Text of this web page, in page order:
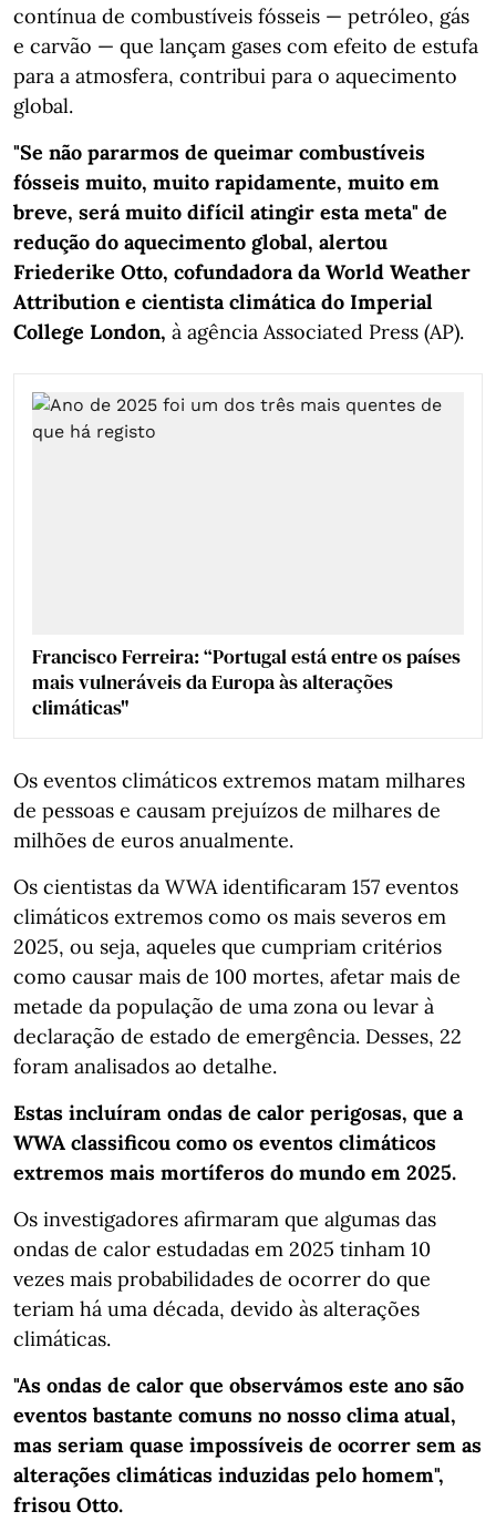
contínua de combustíveis fósseis — petróleo, gás
e carvão — que lançam gases com efeito de estufa
para a atmosfera, contribui para o aquecimento
global.
"Se não pararmos de queimar combustíveis
fósseis muito, muito rapidamente, muito em
breve, será muito difícil atingir esta meta" de
redução do aquecimento global, alertou
Friederike Otto, cofundadora da World Weather
Attribution e cientista climática do Imperial
College London, à agência Associated Press (AP).
Francisco Ferreira: “Portugal está entre os países
mais vulneráveis da Europa às alterações
climáticas"
Os eventos climáticos extremos matam milhares
de pessoas e causam prejuízos de milhares de
milhões de euros anualmente.
Os cientistas da WWA identificaram 157 eventos
climáticos extremos como os mais severos em
2025, ou seja, aqueles que cumpriam critérios
como causar mais de 100 mortes, afetar mais de
metade da população de uma zona ou levar à
declaração de estado de emergência. Desses, 22
foram analisados ao detalhe.
Estas incluíram ondas de calor perigosas, que a
WWA classificou como os eventos climáticos
extremos mais mortíferos do mundo em 2025.
Os investigadores afirmaram que algumas das
ondas de calor estudadas em 2025 tinham 10
vezes mais probabilidades de ocorrer do que
teriam há uma década, devido às alterações
climáticas.
"As ondas de calor que observámos este ano são
eventos bastante comuns no nosso clima atual,
mas seriam quase impossíveis de ocorrer sem as
alterações climáticas induzidas pelo homem",
frisou Otto.